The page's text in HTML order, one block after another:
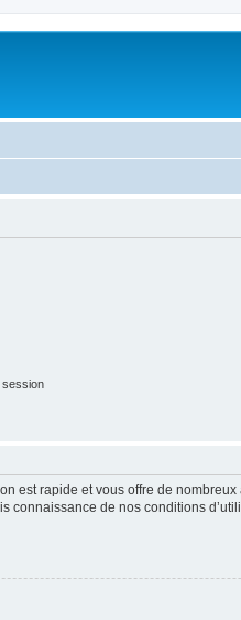
session
est rapide et vous offre de
connaissance de nos conditions